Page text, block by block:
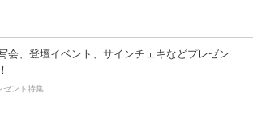
会、登壇イベント、サインチェキなどプレゼン
ゼント特集